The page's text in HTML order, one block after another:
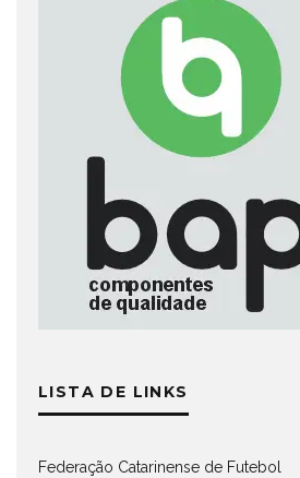
LISTA DE LINKS
Federação Catarinense de Futebol